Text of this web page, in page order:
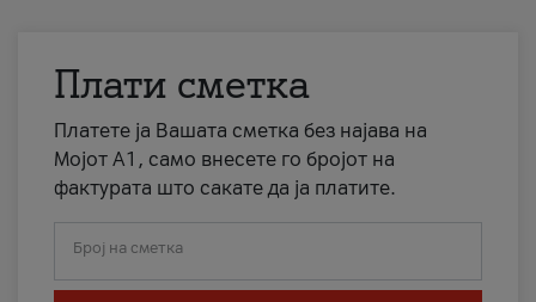
Плати сметка
Платете ја Вашата сметка без најава на
Мојот А1, само внесете го бројот на
фактурата што сакате да ја платите.
Број на сметка